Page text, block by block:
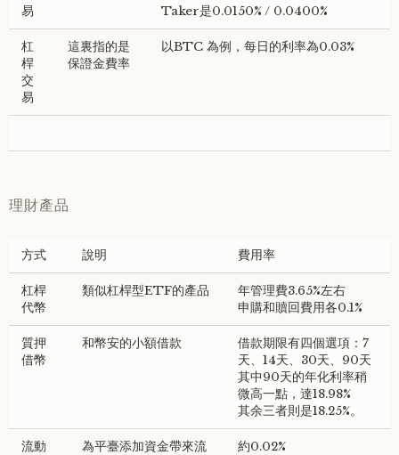
易
Taker是0.0150% / 0.0400%
杠
桿
交
易
這裏指的是
保證金費率
以BTC 為例，每日的利率為0.03%
理財產品
方式 說明 費用率
杠桿
代幣
類似杠桿型ETF的產品
年管理費3.65%左右
申購和贖回費用各0.1%
質押
借幣
和幣安的小額借款
借款期限有四個選項：7
天、14天、30天、90天
其中90天的年化利率稍
微高一點，達18.98%
其余三者則是18.25%。
流動
為平臺添加資金帶來流
約0.02%